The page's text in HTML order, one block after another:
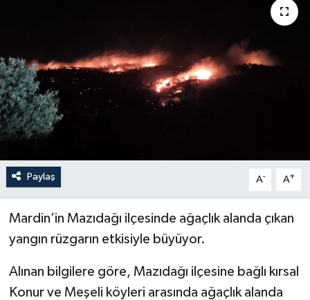
Paylaş A- A+
Mardin’in Mazıdağı ilçesinde ağaçlık alanda çıkan
yangın rüzgarın etkisiyle büyüyor.
Alınan bilgilere göre, Mazıdağı ilçesine bağlı kırsal
Konur ve Meşeli köyleri arasında ağaçlık alanda